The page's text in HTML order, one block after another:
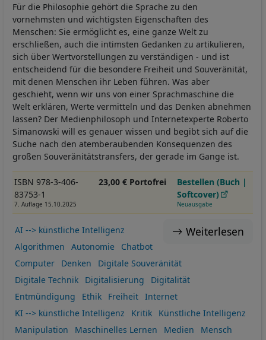
Für die Philosophie gehört die Sprache zu den
vornehmsten und wichtigsten Eigenschaften des
Menschen: Sie ermöglicht es, eine ganze Welt zu
erschließen, auch die intimsten Gedanken zu artikulieren,
sich über Wertvorstellungen zu verständigen - und ist
entscheidend für die besondere Freiheit und Souveränität,
mit denen Menschen ihr Leben führen. Was aber
geschieht, wenn wir uns von einer Sprachmaschine die
Welt erklären, Werte vermitteln und das Denken abnehmen
lassen? Der Medienphilosoph und Internetexperte Roberto
Simanowski will es genauer wissen und begibt sich auf die
Suche nach den atemberaubenden Konsequenzen des
großen Souveränitätstransfers, der gerade im Gange ist.
ISBN 978-3-406-
83753-1
7. Auflage 15.10.2025
23,00 € Portofrei
Bestellen (Buch |
Softcover)
Neuausgabe
Weiterlesen
AI --> künstliche Intelligenz
Algorithmen
Autonomie
Chatbot
Computer
Denken
Digitale Souveränität
Digitale Technik
Digitalisierung
Digitalität
Entmündigung
Ethik Freiheit
Internet
KI --> künstliche Intelligenz
Kritik
Künstliche Intelligenz
Manipulation
Maschinelles Lernen Medien
Mensch